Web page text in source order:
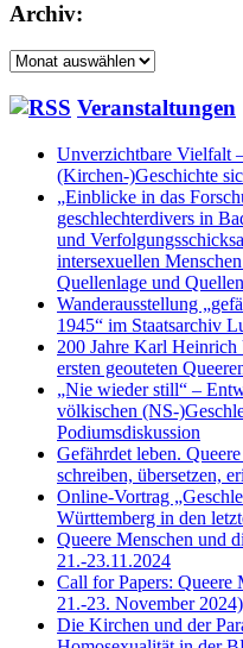
Archiv:
Archiv:
Veranstaltungen
Unverzichtbare Vielfalt
(Kirchen-)Geschichte
„Einblicke in das
geschlechterdivers in
und
intersexuellen
Quellenlage und
Wanderausstellung
1945“ im Staatsarchiv
200 Jahre Karl
ersten geouteten
„Nie wieder still“ –
völkischen (NS-
Podiumsdiskussion
Gefährdet leben.
schreiben, übersetzen,
Online-Vortrag
Württemberg in den
Queere Menschen und
21.-23.11.2024
Call for Papers: Queere
21.-23. November 2024)
Die Kirchen und der